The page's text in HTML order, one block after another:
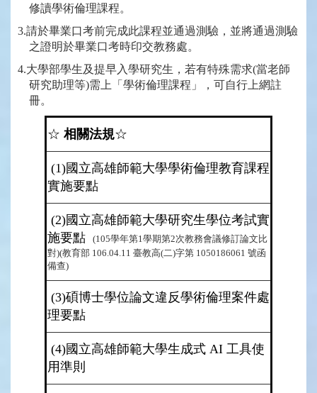
修讀學術倫理課程。
3.請於畢業口考前完成此課程並通過測驗，並將通過測驗
之證明於畢業口考時印交教務處。
4.大學部學生及提早入學研究生，若有特殊需求(當老師
研究助理等)需上「學術倫理課程」，可自行上網註
冊。
☆ 相關法規☆
(1)國立高雄師範大學學術倫理教育課程
實施要點
(2)國立高雄師範大學研究生學位考試實
施要點
(105學年第1學期第2次教務會議修訂論文比
對)(教育部 106.04.11 臺教高(二)字第 1050186061 號函
備查)
(3)碩博士學位論文違反學術倫理案件處
理要點
(4)國立高雄師範大學生成式 AI 工具使
用準則